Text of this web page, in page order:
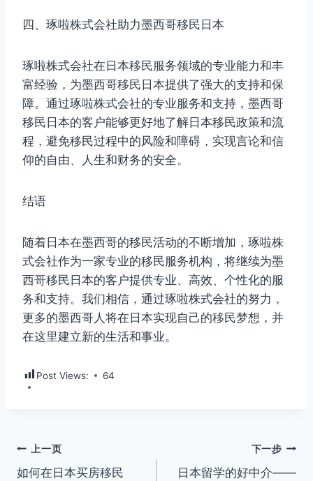
四、琢啦株式会社助力墨西哥移民日本
琢啦株式会社在日本移民服务领域的专业能力和丰
富经验，为墨西哥移民日本提供了强大的支持和保
障。通过琢啦株式会社的专业服务和支持，墨西哥
移民日本的客户能够更好地了解日本移民政策和流
程，避免移民过程中的风险和障碍，实现言论和信
仰的自由、人生和财务的安全。
结语
随着日本在墨西哥的移民活动的不断增加，琢啦株
式会社作为一家专业的移民服务机构，将继续为墨
西哥移民日本的客户提供专业、高效、个性化的服
务和支持。我们相信，通过琢啦株式会社的努力，
更多的墨西哥人将在日本实现自己的移民梦想，并
在这里建立新的生活和事业。
Post Views: 64
文上一页
如何在日本买房移民
下一步
日本留学的好中介——